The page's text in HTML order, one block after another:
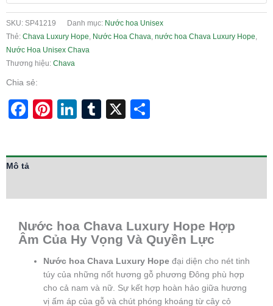
SKU: SP41219 Danh mục: Nước hoa Unisex
Thẻ: Chava Luxury Hope, Nước Hoa Chava, nước hoa Chava Luxury Hope,
Nước Hoa Unisex Chava
Thương hiệu: Chava
Chia sẻ:
Facebook
Pinterest
LinkedIn
Tumblr
X
Mô tả
Nước hoa Chava Luxury Hope Hợp
Âm Của Hy Vọng Và Quyền Lực
Nước hoa Chava Luxury Hope đại diện cho nét tinh
túy của những nốt hương gỗ phương Đông phù hợp
cho cả nam và nữ. Sự kết hợp hoàn hảo giữa hương
vị ấm áp của gỗ và chút phóng khoáng từ cây cỏ